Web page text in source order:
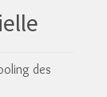
des